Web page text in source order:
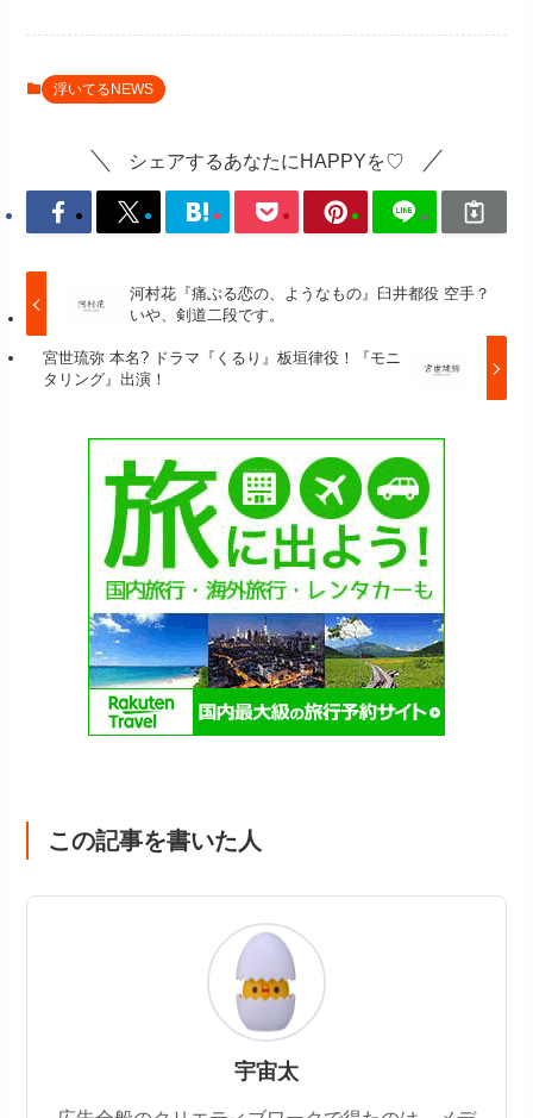
浮いてるNEWS
シェアするあなたにHAPPYを♡
河村花『痛ぶる恋の、ようなもの』臼井都役 空手？
いや、剣道二段です。
宮世琉弥 本名? ドラマ『くるり』板垣律役！『モニ
タリング』出演！
この記事を書いた人
宇宙太